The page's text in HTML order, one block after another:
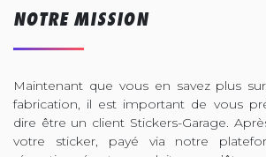
NOTRE MISSION
Maintenant que vous en savez plus
fabrication, il est important de vous
dire être un client Stickers-Garage.
votre sticker, payé via notre